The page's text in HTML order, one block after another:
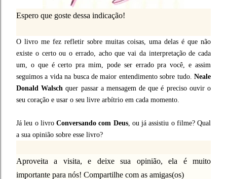
Espero que goste dessa indicação!
O livro me fez refletir sobre muitas coisas, uma delas é que não
existe o certo ou o errado, acho que vai da interpretação de cada
um, o que é certo pra mim, pode ser errado pra você, e assim
seguimos a vida na busca de maior entendimento sobre tudo. Neale
Donald Walsch quer passar a mensagem de que é preciso ouvir o
seu coração e usar o seu livre arbítrio em cada momento.
Já leu o livro Conversando com Deus, ou já assistiu o filme? Qual
a sua opinião sobre esse livro?
Aproveita a visita, e deixe sua opinião, ela é muito
importante para nós! Compartilhe com as amigas(os)